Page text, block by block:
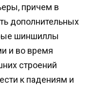
причем в
дополнительных
шиншиллы
и во время
строений
к падениям и